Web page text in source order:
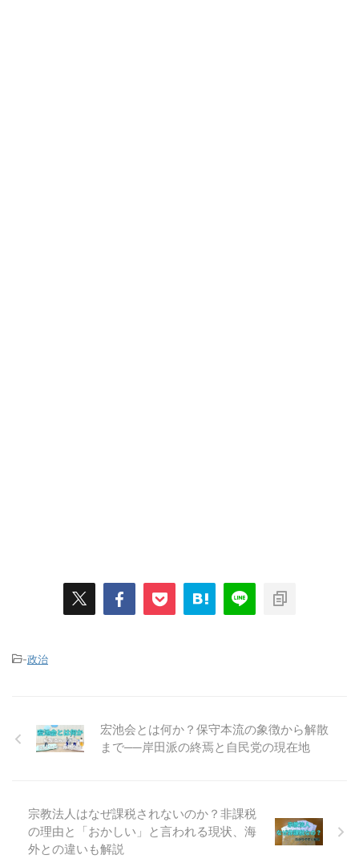
-政治
宏池会とは何か？保守本流の象徴から解散
まで──岸田派の終焉と自民党の現在地
宗教法人はなぜ課税されないのか？非課税
の理由と「おかしい」と言われる現状、海
外との違いも解説